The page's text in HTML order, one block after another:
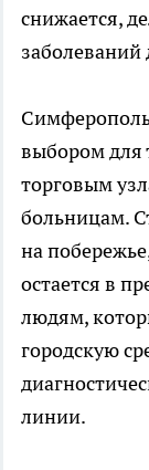
снижается,
заболеваний
выбором для
торговым
больницам.
на
остается в
людям,
городскую
линии.